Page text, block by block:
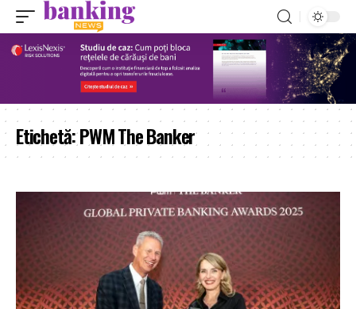
Etichetă:PWM The Banker